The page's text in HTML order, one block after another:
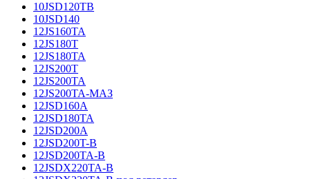
10JSD120TB
10JSD140
12JS160TA
12JS180T
12JS180TA
12JS200T
12JS200TA
12JS200TA-МАЗ
12JSD160A
12JSD180TA
12JSD200A
12JSD200T-B
12JSD200TA-B
12JSDX220TA-B